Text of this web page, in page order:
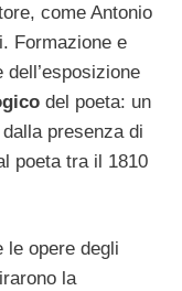
come Antonio
Formazione e
del poeta: un
presenza di
poeta tra il 1810
le opere degli
la